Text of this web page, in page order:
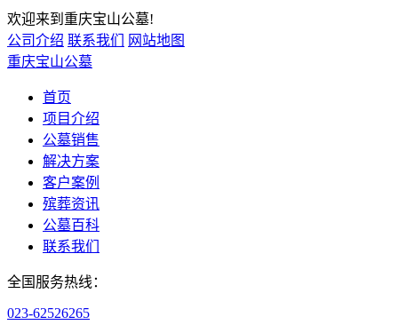
欢迎来到重庆宝山公墓!
公司介绍 联系我们
网站地图
重庆宝山公墓
首页
项目介绍
公墓销售
解决方案
客户案例
殡葬资讯
公墓百科
联系我们
全国服务热线：
023-62526265